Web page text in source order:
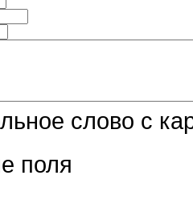
слово с
поля